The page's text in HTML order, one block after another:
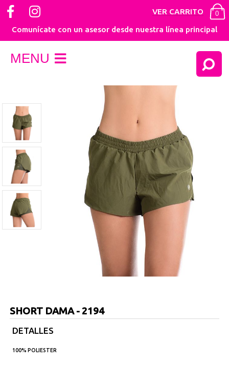
Comunícate con un asesor desde nuestra línea principal
VER CARRITO 0
MENU
SHORT DAMA - 2194
DETALLES
100% POLIESTER